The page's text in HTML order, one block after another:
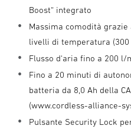
Boost“ integrato
Massima comodità grazie
livelli di temperatura (300
Flusso d‘aria fino a 200 l/
Fino a 20 minuti di
batteria da 8,0 Ah della
(www.cordless-alliance-
Pulsante Security Lock